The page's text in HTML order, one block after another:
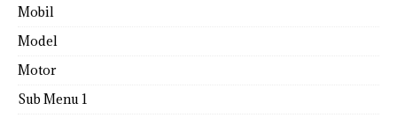
Mobil
Model
Motor
Sub Menu 1